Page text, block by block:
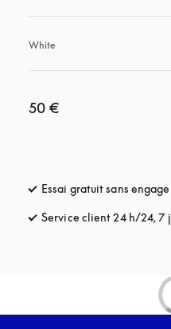
White
50 €
Essai gratuit sans
Service client 24 h/24, 7